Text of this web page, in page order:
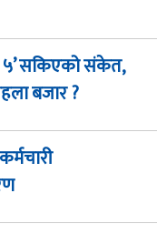
५’ सकिएको संकेत,
बजार ?